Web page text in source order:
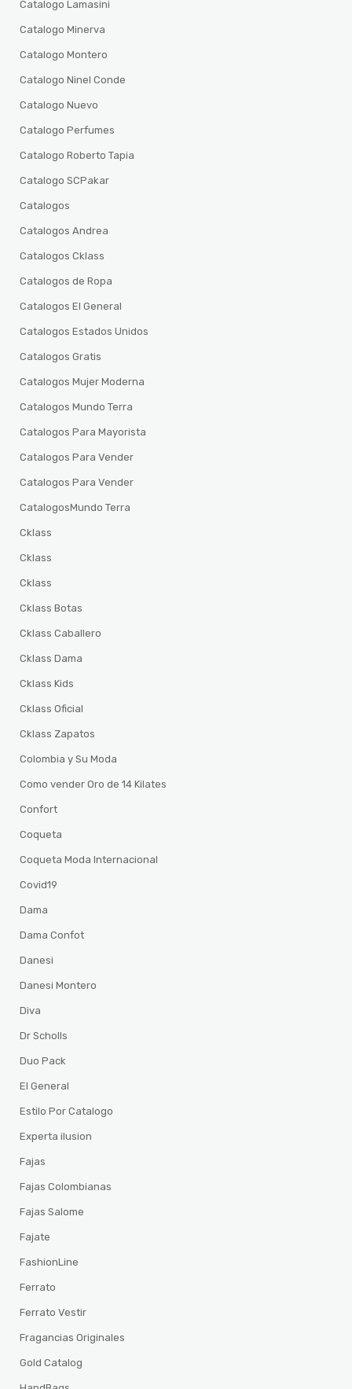
Catalogo Lamasini
Catalogo Minerva
Catalogo Montero
Catalogo Ninel Conde
Catalogo Nuevo
Catalogo Perfumes
Catalogo Roberto Tapia
Catalogo SCPakar
Catalogos
Catalogos Andrea
Catalogos Cklass
Catalogos de Ropa
Catalogos El General
Catalogos Estados Unidos
Catalogos Gratis
Catalogos Mujer Moderna
Catalogos Mundo Terra
Catalogos Para Mayorista
Catalogos Para Vender
Catalogos Para Vender
CatalogosMundo Terra
Cklass
Cklass
Cklass
Cklass Botas
Cklass Caballero
Cklass Dama
Cklass Kids
Cklass Oficial
Cklass Zapatos
Colombia y Su Moda
Como vender Oro de 14 Kilates
Confort
Coqueta
Coqueta Moda Internacional
Covid19
Dama
Dama Confot
Danesi
Danesi Montero
Diva
Dr Scholls
Duo Pack
El General
Estilo Por Catalogo
Experta ilusion
Fajas
Fajas Colombianas
Fajas Salome
Fajate
FashionLine
Ferrato
Ferrato Vestir
Fragancias Originales
Gold Catalog